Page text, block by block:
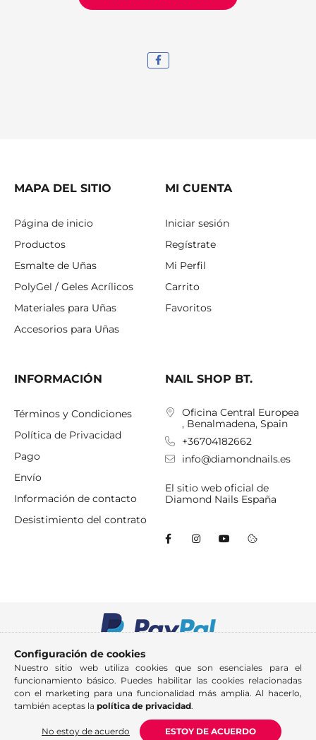
MAPA DEL SITIO
Página de inicio
Productos
Esmalte de Uñas
PolyGel / Geles Acrílicos
Materiales para Uñas
Accesorios para Uñas
MI CUENTA
Iniciar sesión
Regístrate
Mi Perfil
Carrito
Favoritos
INFORMACIÓN
Términos y Condiciones
Política de Privacidad
Pago
Envío
Información de contacto
Desistimiento del contrato
NAIL SHOP BT.
Oficina Central Europea
, Benalmadena, Spain
+36704182662
info@diamondnails.es
El sitio web oficial de
Diamond Nails España
Configuración de cookies
Nuestro sitio web utiliza cookies que son esenciales para el
funcionamiento básico. Puedes habilitar las cookies relacionadas
con el marketing para una funcionalidad más amplia. Al hacerlo,
también aceptas la política de privacidad.
No estoy de acuerdo ESTOY DE ACUERDO